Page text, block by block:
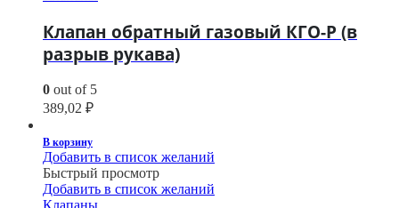
Клапан обратный газовый КГО-Р (в
разрыв рукава)
0 out of 5
389,02 ₽
В корзину
Добавить в список желаний
Быстрый просмотр
Добавить в список желаний
Клапаны